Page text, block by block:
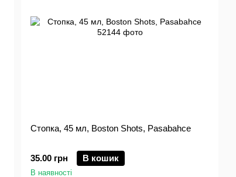
Стопка, 45 мл, Boston Shots, Pasabahce
35.00 грн В кошик
В наявності